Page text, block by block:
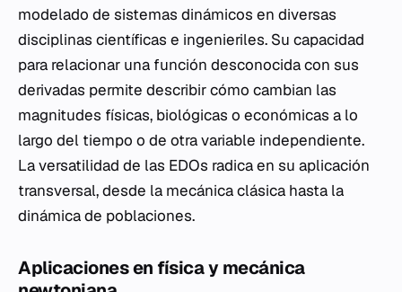
modelado de sistemas dinámicos en diversas
disciplinas científicas e ingenieriles. Su capacidad
para relacionar una función desconocida con sus
derivadas permite describir cómo cambian las
magnitudes físicas, biológicas o económicas a lo
largo del tiempo o de otra variable independiente.
La versatilidad de las EDOs radica en su aplicación
transversal, desde la mecánica clásica hasta la
dinámica de poblaciones.
Aplicaciones en física y mecánica